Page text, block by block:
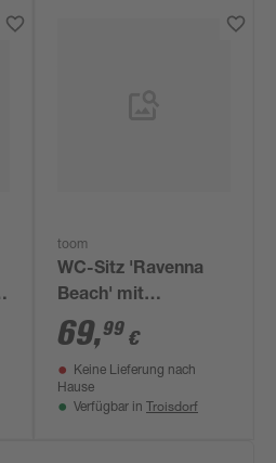
toom
WC-Sitz 'Ravenna
Beach' mit
Absenkautomatik
weiß
69,99 €
Keine Lieferung nach
Hause
Verfügbar in Troisdorf